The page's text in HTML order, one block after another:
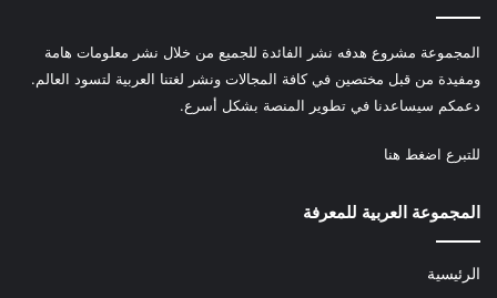
المجموعة مشروع هدفه نشر الفائدة للجميع من خلال نشر معلومات هامة
ومفيدة من قبل مختصين في كافة المجالات ونشر لغتنا العربية لتسود العالم.
دعمكم سيساعدنا في تطوير المنصة بشكل أسرع.
للتبرع اضغط هنا
المجموعة العربية للمعرفة
الرئيسية